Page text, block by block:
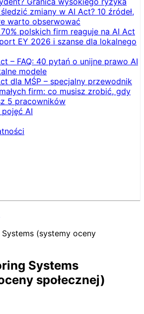
zmiany w AI Act? 10 źródeł,
warto obserwować
polskich firm reaguje na AI Act
EY 2026 i szanse dla lokalnego
– FAQ: 40 pytań o unijne prawo AI
modele
dla MŚP – specjalny przewodnik
firm: co musisz zrobić, gdy
5 pracowników
AI
(systemy oceny
Systems
społecznej)